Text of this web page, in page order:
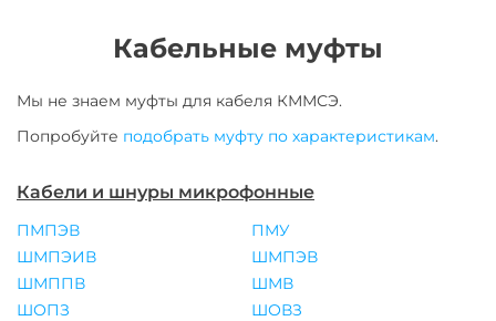
Кабельные муфты
Мы не знаем муфты для кабеля КММСЭ.
Попробуйте подобрать муфту по характеристикам.
Кабели и шнуры микрофонные
ПМПЭВ
ПМУ
ШМПЭИВ
ШМПЭВ
ШМППВ
ШМВ
ШОПЗ
ШОВЗ